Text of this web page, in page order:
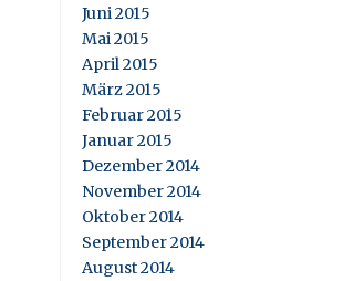
Juni 2015
Mai 2015
April 2015
März 2015
Februar 2015
Januar 2015
Dezember 2014
November 2014
Oktober 2014
September 2014
August 2014